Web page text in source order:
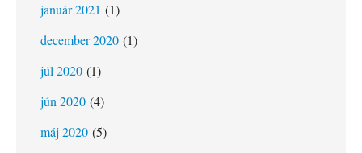
január 2021 (1)
december 2020 (1)
júl 2020 (1)
jún 2020 (4)
máj 2020 (5)